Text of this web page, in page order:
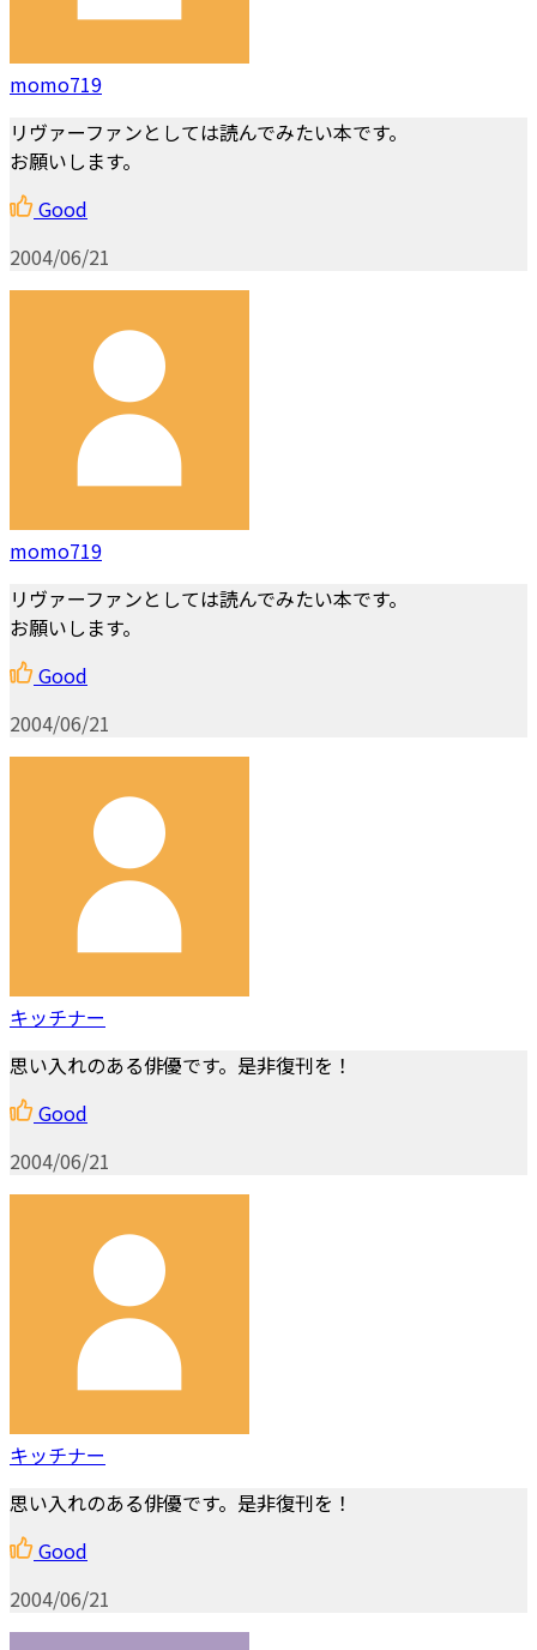
momo719
リヴァーファンとしては読んでみたい本です。
お願いします。
Good
2004/06/21
momo719
リヴァーファンとしては読んでみたい本です。
お願いします。
Good
2004/06/21
キッチナー
思い入れのある俳優です。是非復刊を！
Good
2004/06/21
キッチナー
思い入れのある俳優です。是非復刊を！
Good
2004/06/21